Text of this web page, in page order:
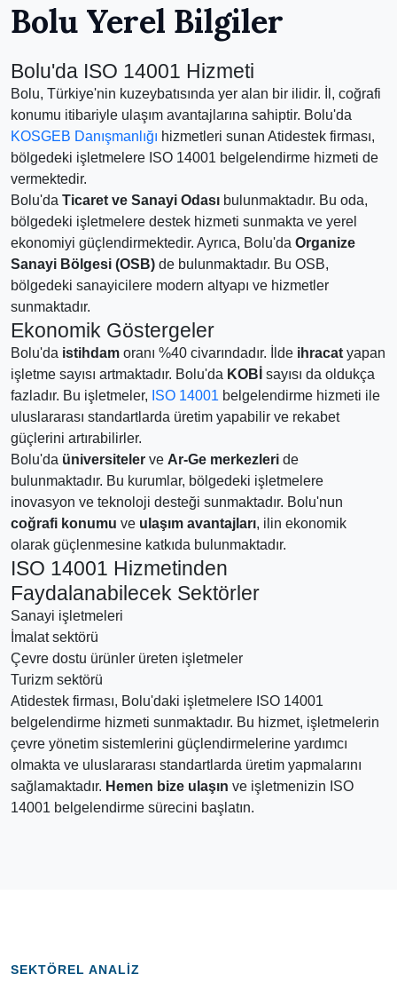
Bolu Yerel Bilgiler
Bolu'da ISO 14001 Hizmeti
Bolu, Türkiye'nin kuzeybatısında yer alan bir ilidir. İl, coğrafi
konumu itibariyle ulaşım avantajlarına sahiptir. Bolu'da
KOSGEB Danışmanlığı hizmetleri sunan Atidestek firması,
bölgedeki işletmelere ISO 14001 belgelendirme hizmeti de
vermektedir.
Bolu'da Ticaret ve Sanayi Odası bulunmaktadır. Bu oda,
bölgedeki işletmelere destek hizmeti sunmakta ve yerel
ekonomiyi güçlendirmektedir. Ayrıca, Bolu'da Organize
Sanayi Bölgesi (OSB) de bulunmaktadır. Bu OSB,
bölgedeki sanayicilere modern altyapı ve hizmetler
sunmaktadır.
Ekonomik Göstergeler
Bolu'da istihdam oranı %40 civarındadır. İlde ihracat yapan
işletme sayısı artmaktadır. Bolu'da KOBİ sayısı da oldukça
fazladır. Bu işletmeler, ISO 14001 belgelendirme hizmeti ile
uluslararası standartlarda üretim yapabilir ve rekabet
güçlerini artırabilirler.
Bolu'da üniversiteler ve Ar-Ge merkezleri de
bulunmaktadır. Bu kurumlar, bölgedeki işletmelere
inovasyon ve teknoloji desteği sunmaktadır. Bolu'nun
coğrafi konumu ve ulaşım avantajları, ilin ekonomik
olarak güçlenmesine katkıda bulunmaktadır.
ISO 14001 Hizmetinden
Faydalanabilecek Sektörler
Sanayi işletmeleri
İmalat sektörü
Çevre dostu ürünler üreten işletmeler
Turizm sektörü
Atidestek firması, Bolu'daki işletmelere ISO 14001
belgelendirme hizmeti sunmaktadır. Bu hizmet, işletmelerin
çevre yönetim sistemlerini güçlendirmelerine yardımcı
olmakta ve uluslararası standartlarda üretim yapmalarını
sağlamaktadır. Hemen bize ulaşın ve işletmenizin ISO
14001 belgelendirme sürecini başlatın.
SEKTÖREL ANALIZ